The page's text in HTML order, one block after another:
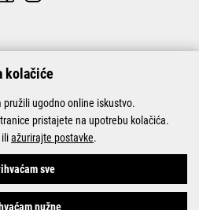
Projekt 2026
kolačiće
ugodno online iskustvo.
pristajete na upotrebu kolačića.
iliažurirajte postavke.
sve
nužne